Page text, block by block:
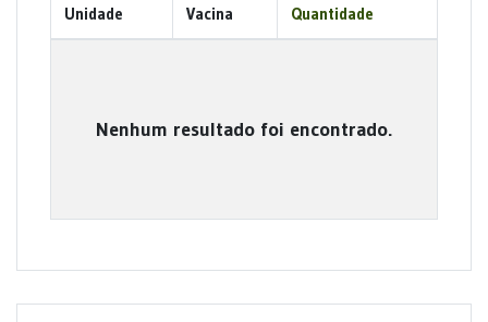
Unidade Vacina Quantidade
Nenhum resultado foi encontrado.